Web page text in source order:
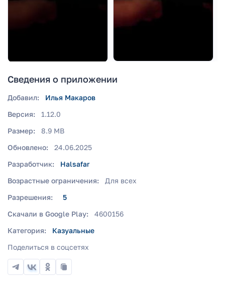
Сведения о приложении
Добавил:
Илья Макаров
Версия:
1.12.0
Размер:
8.9 MB
Обновлено:
24.06.2025
Разработчик:
Halsafar
Возрастные ограничения:
Для всех
Разрешения:
5
Скачали в Google Play:
4600156
Категория:
Казуальные
Поделиться в соцсетях